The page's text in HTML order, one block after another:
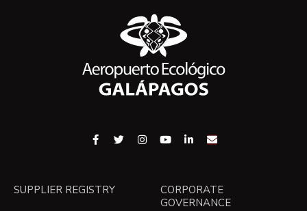
SUPPLIER REGISTRY
CORPORATE
GOVERNANCE